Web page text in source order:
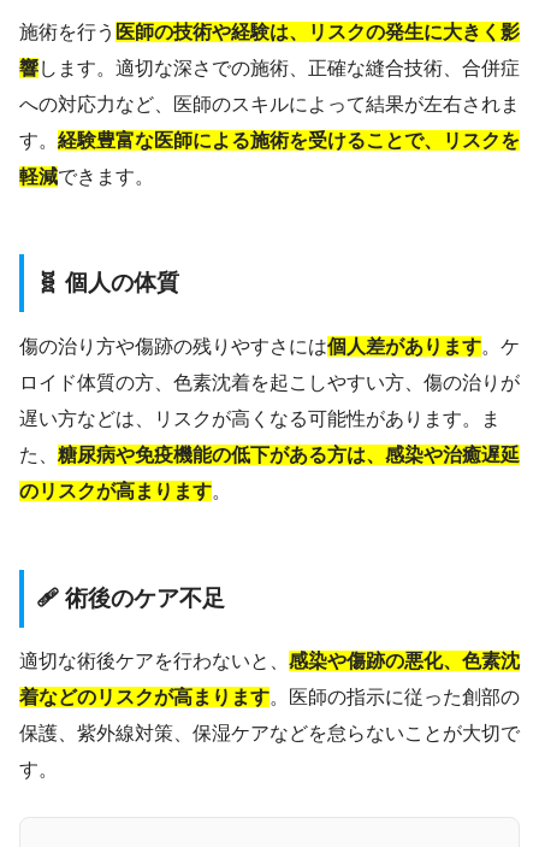
施術を行う 医師の技術や経験は、リスクの発生に大きく影
響します。適切な深さでの施術、正確な縫合技術、合併症
への対応力など、医師のスキルによって結果が左右されま
す。 経験豊富な医師による施術を受けることで、リスクを
軽減できます。
🧬 個人の体質
傷の治り方や傷跡の残りやすさには個人差があります。ケ
ロイド体質の方、色素沈着を起こしやすい方、傷の治りが
遅い方などは、リスクが高くなる可能性があります。ま
た、 糖尿病や免疫機能の低下がある方は、感染や治癒遅延
のリスクが高まります。
🩹 術後のケア不足
適切な術後ケアを行わないと、 感染や傷跡の悪化、色素沈
着などのリスクが高まります。医師の指示に従った創部の
保護、紫外線対策、保湿ケアなどを怠らないことが大切で
す。